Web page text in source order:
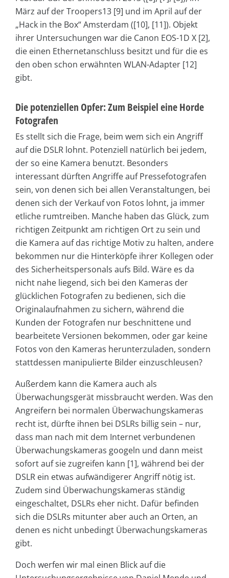
März auf der Troopers13 [9] und im April auf der
„Hack in the Box“ Amsterdam ([10], [11]). Objekt
ihrer Untersuchungen war die Canon EOS-1D X [2],
die einen Ethernetanschluss besitzt und für die es
den oben schon erwähnten WLAN-Adapter [12]
gibt.
Die potenziellen Opfer: Zum Beispiel eine Horde
Fotografen
Es stellt sich die Frage, beim wem sich ein Angriff
auf die DSLR lohnt. Potenziell natürlich bei jedem,
der so eine Kamera benutzt. Besonders
interessant dürften Angriffe auf Pressefotografen
sein, von denen sich bei allen Veranstaltungen, bei
denen sich der Verkauf von Fotos lohnt, ja immer
etliche rumtreiben. Manche haben das Glück, zum
richtigen Zeitpunkt am richtigen Ort zu sein und
die Kamera auf das richtige Motiv zu halten, andere
bekommen nur die Hinterköpfe ihrer Kollegen oder
des Sicherheitspersonals aufs Bild. Wäre es da
nicht nahe liegend, sich bei den Kameras der
glücklichen Fotografen zu bedienen, sich die
Originalaufnahmen zu sichern, während die
Kunden der Fotografen nur beschnittene und
bearbeitete Versionen bekommen, oder gar keine
Fotos von den Kameras herunterzuladen, sondern
stattdessen manipulierte Bilder einzuschleusen?
Außerdem kann die Kamera auch als
Überwachungsgerät missbraucht werden. Was den
Angreifern bei normalen Überwachungskameras
recht ist, dürfte ihnen bei DSLRs billig sein – nur,
dass man nach mit dem Internet verbundenen
Überwachungskameras googeln und dann meist
sofort auf sie zugreifen kann [1], während bei der
DSLR ein etwas aufwändigerer Angriff nötig ist.
Zudem sind Überwachungskameras ständig
eingeschaltet, ­DSLRs eher nicht. Dafür befinden
sich die DSLRs mitunter aber auch an Orten, an
denen es nicht unbedingt Überwachungskameras
gibt.
Doch werfen wir mal einen Blick auf die